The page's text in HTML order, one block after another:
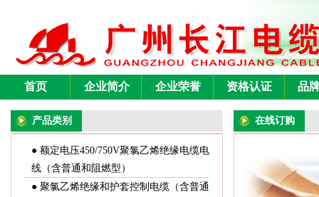
首页 企业简介 企业荣誉 资格认证 品
产品类别
● 额定电压450/750V聚氯乙烯绝缘电缆电
线（含普通和阻燃型）
● 聚氯乙烯绝缘和护套控制电缆（含普通
在线订购